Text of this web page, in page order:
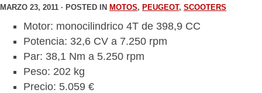
MARZO 23, 2011 · POSTED IN MOTOS, PEUGEOT, SCOOTERS
Motor: monocilindrico 4T de 398,9 CC
Potencia: 32,6 CV a 7.250 rpm
Par: 38,1 Nm a 5.250 rpm
Peso: 202 kg
Precio: 5.059 €